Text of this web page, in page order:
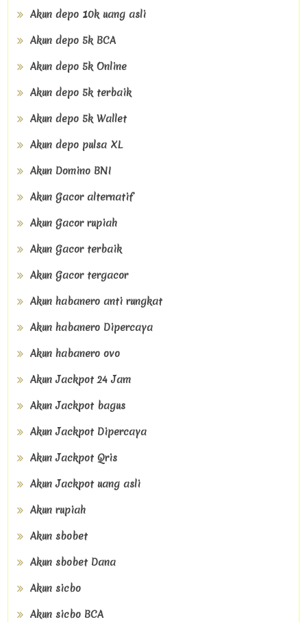
Akun depo 10k uang asli
Akun depo 5k BCA
Akun depo 5k Online
Akun depo 5k terbaik
Akun depo 5k Wallet
Akun depo pulsa XL
Akun Domino BNI
Akun Gacor alternatif
Akun Gacor rupiah
Akun Gacor terbaik
Akun Gacor tergacor
Akun habanero anti rungkat
Akun habanero Dipercaya
Akun habanero ovo
Akun Jackpot 24 Jam
Akun Jackpot bagus
Akun Jackpot Dipercaya
Akun Jackpot Qris
Akun Jackpot uang asli
Akun rupiah
Akun sbobet
Akun sbobet Dana
Akun sicbo
Akun sicbo BCA